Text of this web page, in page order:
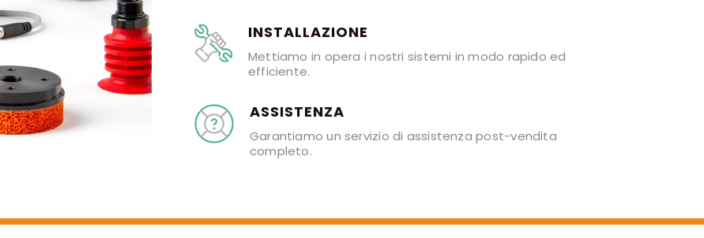
INSTALLAZIONE
Mettiamo in opera i nostri sistemi in modo rapido ed
efficiente.
ASSISTENZA
Garantiamo un servizio di assistenza post-vendita
completo.